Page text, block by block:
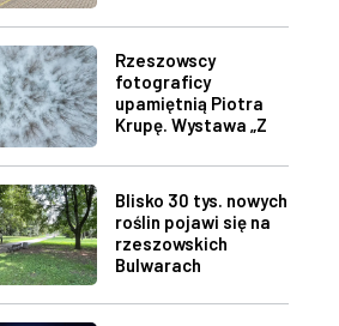
Rzeszowscy
fotograficy
upamiętnią Piotra
Krupę. Wystawa „Z
Blisko 30 tys. nowych
roślin pojawi się na
rzeszowskich
Bulwarach